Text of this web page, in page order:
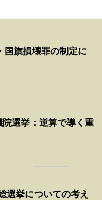
国旗損壊罪の制定に
選挙：逆算で導く重
選挙についての考え